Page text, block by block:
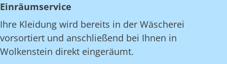
Einräumservice
Ihre Kleidung wird bereits in der Wäscherei
vorsortiert und anschließend bei Ihnen in
Wolkenstein direkt eingeräumt.